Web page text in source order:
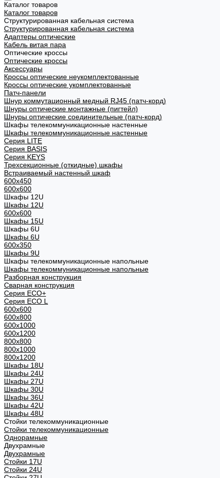
Каталог товаров
Каталог товаров
Структурированная кабельная система
Структурированная кабельная система
Адаптеры оптические
Кабель витая пара
Оптические кроссы
Оптические кроссы
Аксессуары
Кроссы оптические неукомплектованные
Кроссы оптические укомплектованные
Патч-панели
Шнур коммутационный медный RJ45 (патч-корд)
Шнуры оптические монтажные (пигтейл)
Шнуры оптические соединительные (патч-корд)
Шкафы телекоммуникационные настенные
Шкафы телекоммуникационные настенные
Cерия LITE
Cерия BASIS
Cерия KEYS
Трехсекционные (откидные) шкафы
Встраиваемый настенный шкаф
600x450
600x600
Шкафы 12U
Шкафы 12U
600x600
Шкафы 15U
Шкафы 6U
Шкафы 6U
600x350
Шкафы 9U
Шкафы телекоммуникационные напольные
Шкафы телекоммуникационные напольные
Разборная конструкция
Сварная конструкция
Серия ECO+
Серия ECO L
600x600
600x800
600х1000
600х1200
800x800
800х1000
800х1200
Шкафы 18U
Шкафы 24U
Шкафы 27U
Шкафы 30U
Шкафы 36U
Шкафы 42U
Шкафы 48U
Стойки телекоммуникационные
Стойки телекоммуникационные
Однорамные
Двухрамные
Двухрамные
Стойки 17U
Стойки 24U